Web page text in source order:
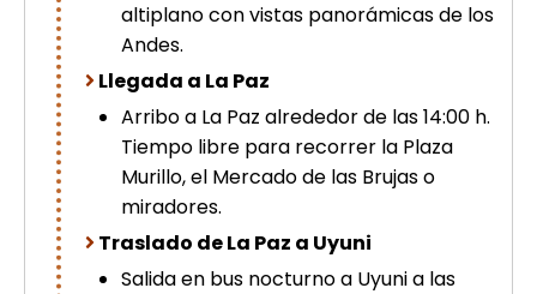
altiplano con vistas panorámicas de los
Andes.
Llegada a La Paz
Arribo a La Paz alrededor de las 14:00 h.
Tiempo libre para recorrer la Plaza
Murillo, el Mercado de las Brujas o
miradores.
Traslado de La Paz a Uyuni
Salida en bus nocturno a Uyuni a las